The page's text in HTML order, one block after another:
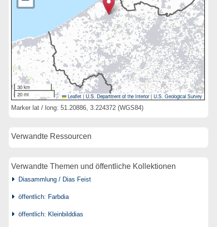
30 km
20 mi
Leaflet | U.S. Department of the Interior|U.S. Geological Survey
Marker lat / long: 51.20886, 3.224372 (WGS84)
Verwandte Ressourcen
Verwandte Themen und öffentliche Kollektionen
Diasammlung / Dias Feist
öffentlich: Farbdia
öffentlich: Kleinbilddias